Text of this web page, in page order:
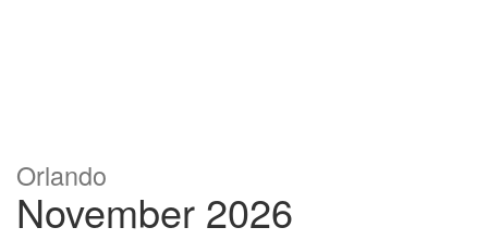
Orlando
November 2026